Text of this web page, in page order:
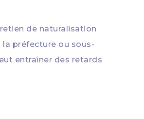
de naturalisation
préfecture ou sous-
entraîner des retards